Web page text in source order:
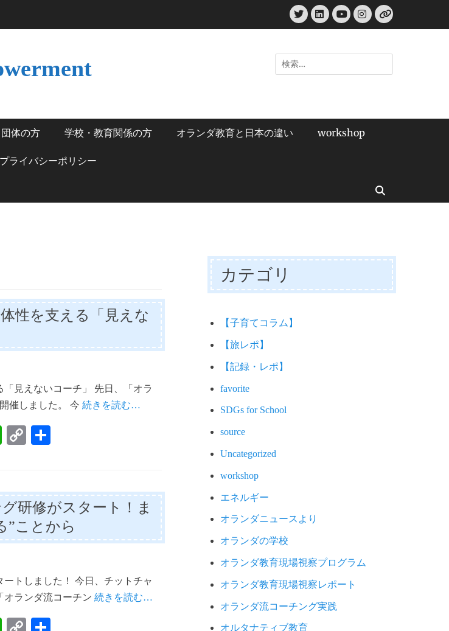
TwitterLinkedIn
YouTube
Instagram
リ
ン
検
索:
体の方 学校・教育関係の方 オランダ教育と日本の違い workshop
プライバシーポリシー
性を支える「見えな
見えないコーチ」 先日、「オラ
催しました。 今 続きを読む…
W
A
pp
C
Li
nk
共
研修がスタート！ま
”ことから
トしました！ 今日、チットチャ
オランダ流コーチン 続きを読む…
カテゴリ
【子育てコラム】
【旅レポ】
【記録・レポ】
favorite
SDGs for School
source
Uncategorized
workshop
エネルギー
オランダニュースより
オランダの学校
オランダ教育現場視察プログラム
オランダ教育現場視察レポート
オランダ流コーチング実践
オルタナティブ教育